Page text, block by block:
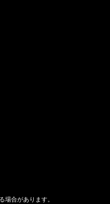
合があります。